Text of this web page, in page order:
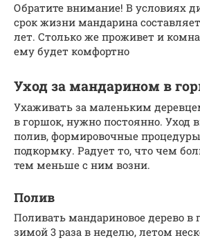
Обратите внимание! В условиях
срок жизни мандарина
лет. Столько же проживет и
ему будет комфортно
Уход за мандарином в
Ухаживать за маленьким
в горшок, нужно постоянно. Уход
полив, формировочные
подкормку. Радует то, что чем
тем меньше с ним возни.
Полив
Поливать мандариновое дерево в
зимой 3 раза в неделю, летом